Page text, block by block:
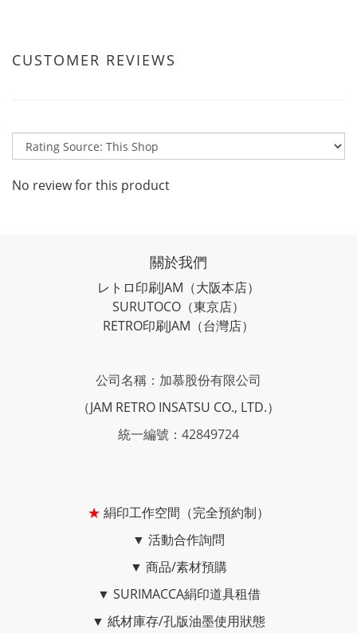
CUSTOMER REVIEWS
No review for this product
關於我們
レトロ印刷JAM （大阪本店）
SURUTOCO （東京店）
RETRO印刷JAM （台灣店）
公司名稱：加慕股份有限公司
（JAM RETRO INSATSU CO., LTD.）
統一編號：42849724
★ 絹印工作空間（完全預約制）
▼ 活動合作詢問
▼ 商品/素材預購
▼ SURIMACCA絹印道具租借
▼ 紙材庫存/孔版油墨使用狀態